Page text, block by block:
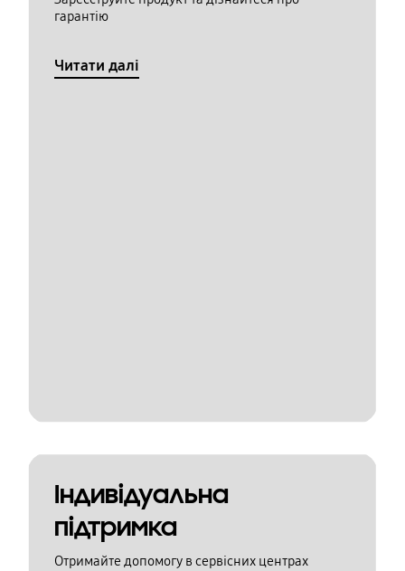
гарантію
Читати далі
Індивідуальна
підтримка
Отримайте допомогу в сервісних центрах